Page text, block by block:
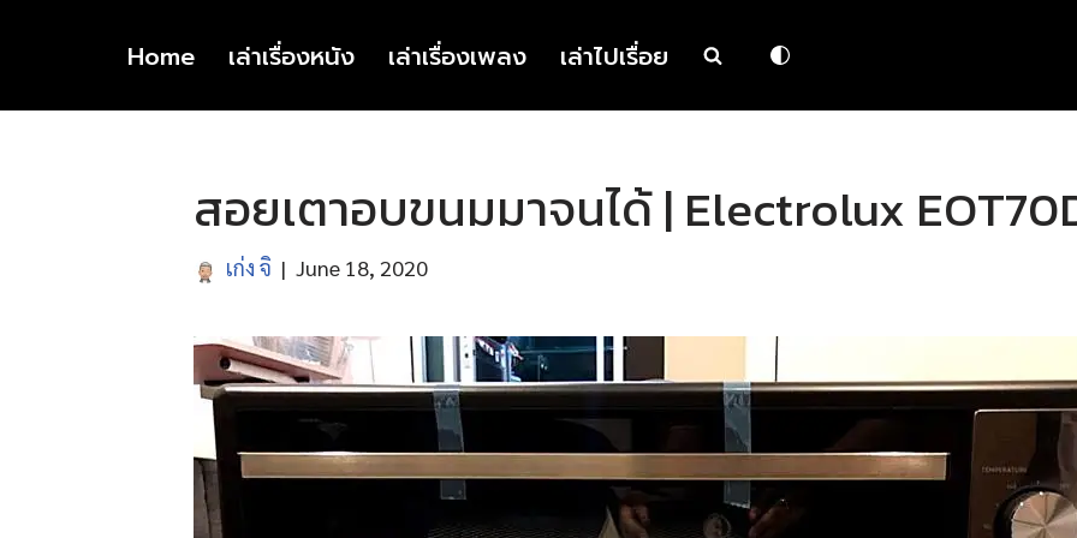
to
Home เล่าเรื่องหนัง เล่าเรื่องเพลง เล่าไปเรื่อย
สอยเตาอบขนมมาจนได้ | Electrolux
เก่ง จิ June 18, 2020